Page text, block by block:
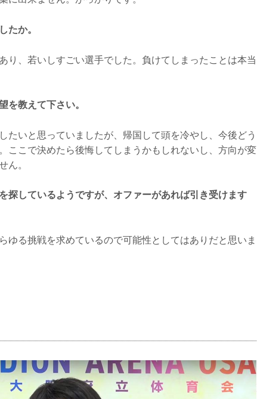
たか。
り、若いしすごい選手でした。負けてしまったことは本当
教えて下さい。
たいと思っていましたが、帰国して頭を冷やし、今後どう
ここで決めたら後悔してしまうかもしれないし、方向が変
ん。
しているようですが、オファーがあれば引き受けます
ゆる挑戦を求めているので可能性としてはありだと思いま